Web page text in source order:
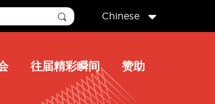
Chinese
往届精彩瞬间 赞助